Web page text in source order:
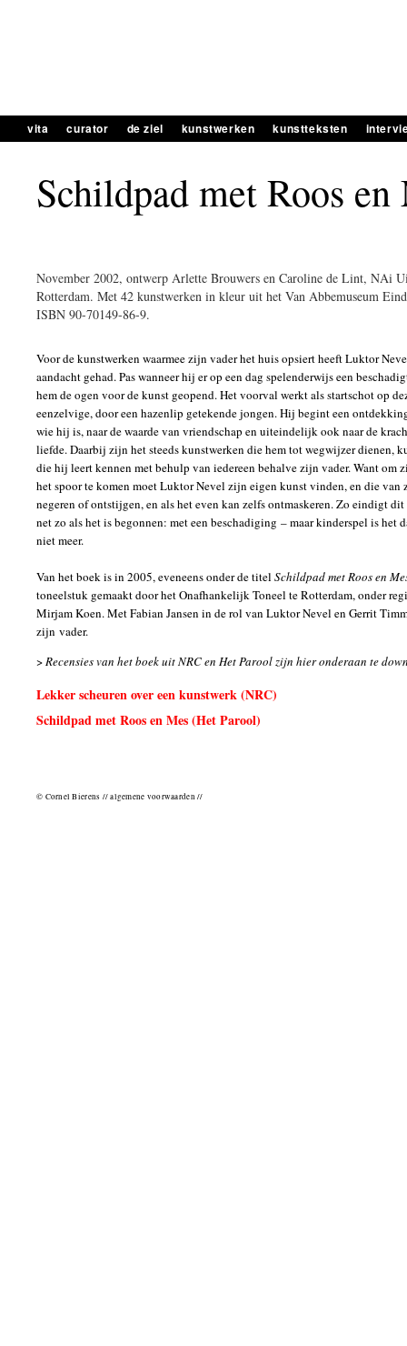
vita curator de ziel kunstwerken kunstteksten
Schildpad met Roos en
November 2002, ontwerp Arlette Brouwers en Caroline de Lint, NAi
Rotterdam. Met 42 kunstwerken in kleur uit het Van Abbemuseum
ISBN 90-70149-86-9.
Voor de kunstwerken waarmee zijn vader het huis opsiert heeft Luktor
aandacht gehad. Pas wanneer hij er op een dag spelenderwijs een
hem de ogen voor de kunst geopend. Het voorval werkt als startschot op
eenzelvige, door een hazenlip getekende jongen. Hij begint een
wie hij is, naar de waarde van vriendschap en uiteindelijk ook naar de
liefde. Daarbij zijn het steeds kunstwerken die hem tot wegwijzer dienen,
die hij leert kennen met behulp van iedereen behalve zijn vader. Want om
het spoor te komen moet Luktor Nevel zijn eigen kunst vinden, en die van
negeren of ontstijgen, en als het even kan zelfs ontmaskeren. Zo eindigt
net zo als het is begonnen: met een beschadiging – maar kinderspel is het
niet meer.
Van het boek is in 2005, eveneens onder de titel Schildpad met Roos en
toneelstuk gemaakt door het Onafhankelijk Toneel te Rotterdam, onder
Mirjam Koen. Met Fabian Jansen in de rol van Luktor Nevel en Gerrit
zijn vader.
>Recensies van het boek uit NRC en Het Parool zijn hier onderaan te
Lekker scheuren over een kunstwerk (NRC)
Schildpad met Roos en Mes (Het Parool)
© Cornel Bierens // algemene voorwaarden //